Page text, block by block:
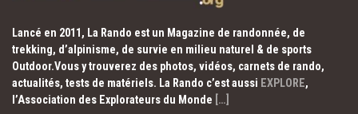
Lancé en 2011, La Rando est un Magazine de randonnée, de
trekking, d’alpinisme, de survie en milieu naturel & de sports
Outdoor.Vous y trouverez des photos, vidéos, carnets de rando,
actualités, tests de matériels. La Rando c’est aussi EXPLORE,
l’Association des Explorateurs du Monde […]